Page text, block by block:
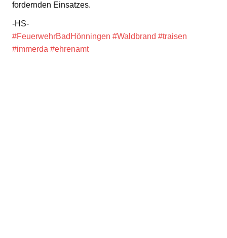
fordernden Einsatzes.
-HS-
#FeuerwehrBadHönningen #Waldbrand #traisen
#immerda #ehrenamt